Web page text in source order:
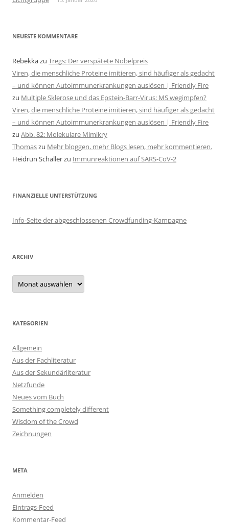
NEUESTE KOMMENTARE
Rebekkazu Tregs: Der verspätete Nobelpreis
Viren, die menschliche Proteine imitieren, sind häufiger als gedacht
– und können Autoimmunerkrankungen auslösen | Friendly Fire
zu Multiple Sklerose und das Epstein-Barr-Virus: MS wegimpfen?
Viren, die menschliche Proteine imitieren, sind häufiger als gedacht
– und können Autoimmunerkrankungen auslösen | Friendly Fire
zu Abb. 82: Molekulare Mimikry
Thomaszu Mehr bloggen, mehr Blogs lesen, mehr kommentieren.
Heidrun Schallerzu Immunreaktionen auf SARS-CoV-2
FINANZIELLE UNTERSTÜTZUNG
Info-Seite der abgeschlossenen Crowdfunding-Kampagne
ARCHIV
Archiv
KATEGORIEN
Allgemein
Aus der Fachliteratur
Aus der Sekundärliteratur
Netzfunde
Neues vom Buch
Something completely different
Wisdom of the Crowd
Zeichnungen
META
Anmelden
Eintrags-Feed
Kommentar-Feed